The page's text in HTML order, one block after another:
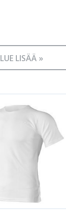
LUE LISÄÄ »